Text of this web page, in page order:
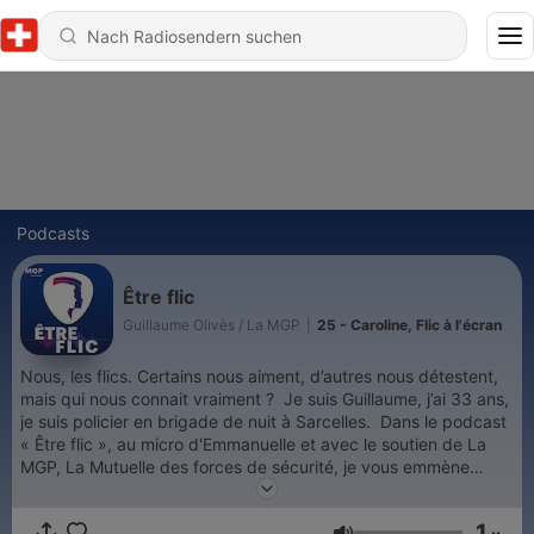
Podcasts
Être flic
Guillaume Olivès / La MGP 25 - Caroline, Flic à l'écran
Nous, les flics. Certains nous aiment, d’autres nous détestent,
mais qui nous connait vraiment ? Je suis Guillaume, j’ai 33 ans,
je suis policier en brigade de nuit à Sarcelles. Dans le podcast
« Être flic », au micro d'Emmanuelle et avec le soutien de La
MGP, La Mutuelle des forces de sécurité, je vous emmène
découvrir l’histoire de policières et policiers de tous horizons.